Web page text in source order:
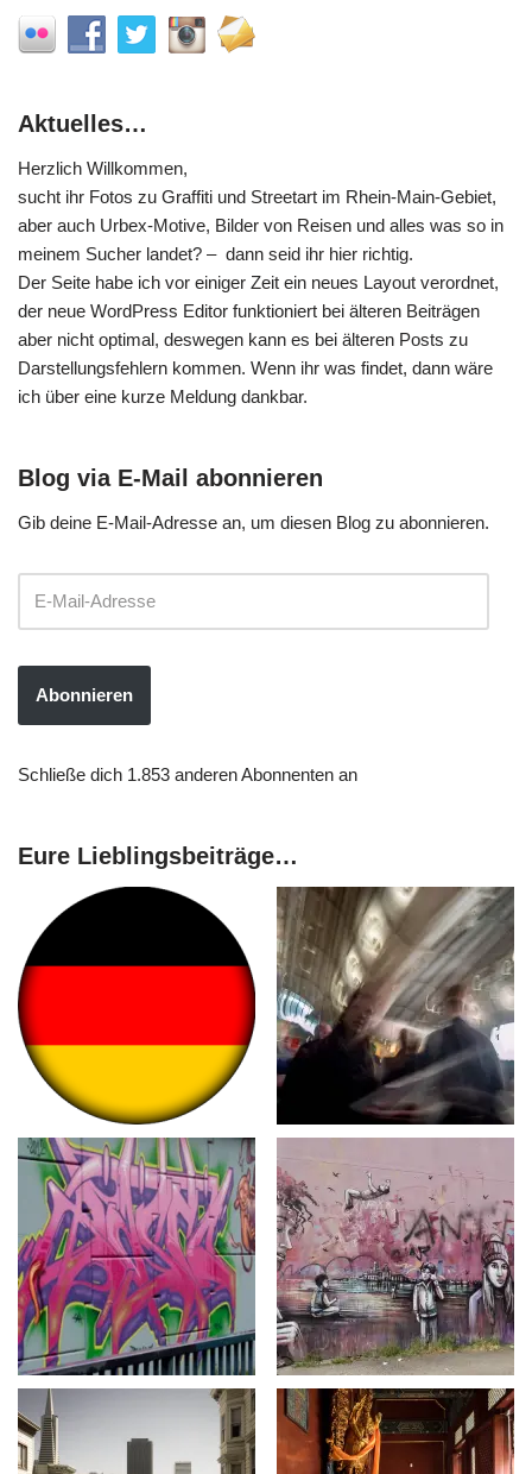
Aktuelles…
Herzlich Willkommen,
sucht ihr Fotos zu Graffiti und Streetart im Rhein-Main-Gebiet,
aber auch Urbex-Motive, Bilder von Reisen und alles was so in
meinem Sucher landet? – dann seid ihr hier richtig.
Der Seite habe ich vor einiger Zeit ein neues Layout verordnet,
der neue WordPress Editor funktioniert bei älteren Beiträgen
aber nicht optimal, deswegen kann es bei älteren Posts zu
Darstellungsfehlern kommen. Wenn ihr was findet, dann wäre
ich über eine kurze Meldung dankbar.
Blog via E-Mail abonnieren
Gib deine E-Mail-Adresse an, um diesen Blog zu abonnieren.
Abonnieren
Schließe dich 1.853 anderen Abonnenten an
Eure Lieblingsbeiträge…